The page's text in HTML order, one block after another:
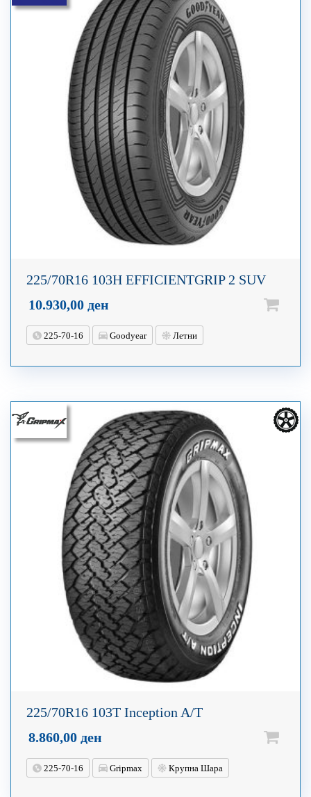
225/70R16 103H EFFICIENTGRIP 2 SUV
10.930,00 ден
225-70-16 Goodyear Летни
225/70R16 103T Inception A/T
8.860,00 ден
225-70-16 Gripmax Крупна Шара